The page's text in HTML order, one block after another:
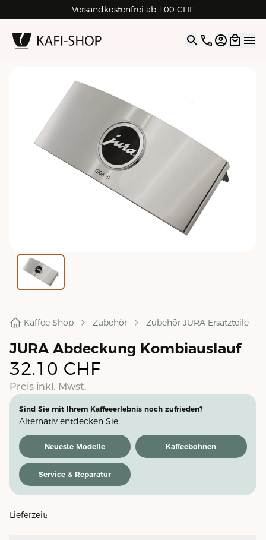
Versandkostenfrei ab 100 CHF
4.9| 5.0 Google
Open
Kaffee Shop Zubehör Zubehör JURA Ersatzteile
JURA Abdeckung Kombiauslauf
32.10 CHF
Preis inkl. Mwst.
Sind Sie mit Ihrem Kaffeeerlebnis noch zufrieden?
Alternativ entdecken Sie
Neueste Modelle Kaffeebohnen
Service & Reparatur
Lieferzeit: